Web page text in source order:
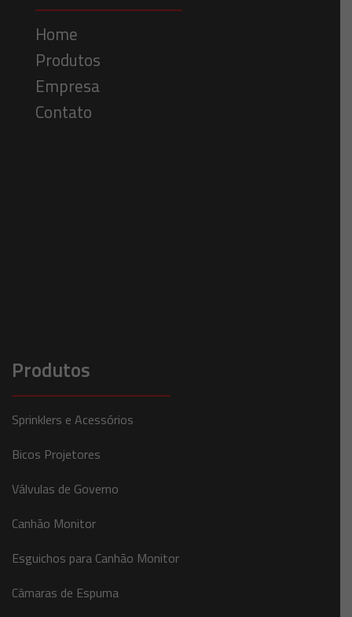
Home
Produtos
Empresa
Contato
Produtos
Sprinklers e Acessórios
Bicos Projetores
Válvulas de Governo
Canhão Monitor
Esguichos para Canhão Monitor
Câmaras de Espuma